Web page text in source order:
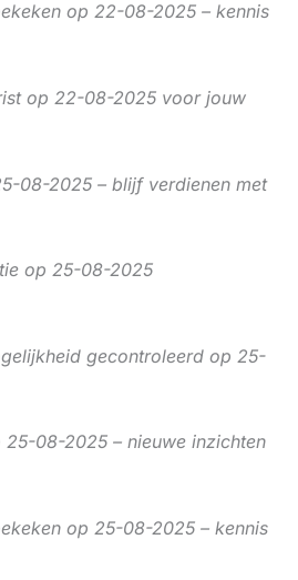
op 22-08-2025 – kennis
op 22-08-2025 voor jouw
08-2025 – blijf verdienen met
op 25-08-2025
gecontroleerd op 25-
08-2025 – nieuwe inzichten
op 25-08-2025 – kennis